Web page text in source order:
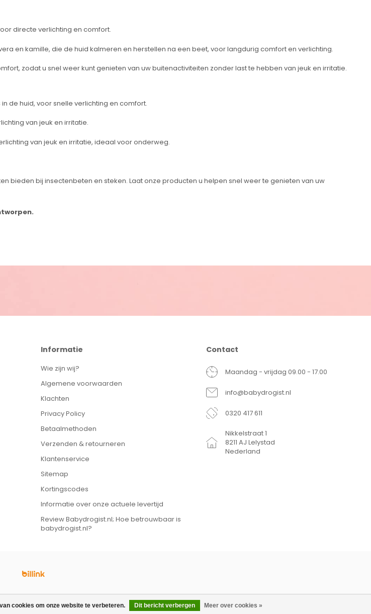
directe verlichting en comfort.
en kamille, die de huid kalmeren en herstellen na een beet, voor langdurig comfort en verlichting.
zodat u snel weer kunt genieten van uw buitenactiviteiten zonder last te hebben van jeuk en irritatie.
de huid, voor snelle verlichting en comfort.
van jeuk en irritatie.
van jeuk en irritatie, ideaal voor onderweg.
bieden bij insectenbeten en steken. Laat onze producten u helpen snel weer te genieten van uw
cookies om onze website te verbeteren. Dit bericht verbergen Meer over cookies »
Informatie
Wie zijn wij?
Algemene voorwaarden
Klachten
Privacy Policy
Betaalmethoden
Verzenden & retourneren
Klantenservice
Sitemap
Kortingscodes
Informatie over onze actuele levertijd
Review Babydrogist.nl; Hoe betrouwbaar is
babydrogist.nl?
Contact
Maandag - vrijdag 09.00 - 17.00
info@babydrogist.nl
0320 417 611
Nikkelstraat 1
8211 AJ Lelystad
Nederland
2026 Babydrogist.nl